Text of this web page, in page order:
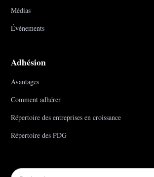
Médias
Événements
Adhésion
Avantages
Comment adhérer
Répertoire des entreprises en croissance
Répertoire des PDG